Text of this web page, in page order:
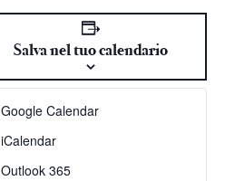
Salva nel tuo calendario
Google Calendar
iCalendar
Outlook 365